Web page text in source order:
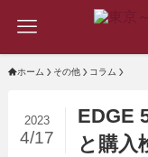
ホーム その他 コラム
EDGE
と購入
2023
4/17